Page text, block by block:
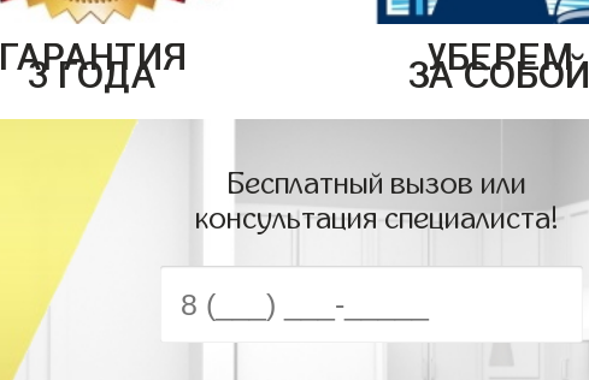
ГАРАНТИЯ
3 ГОДА УБЕРЕМ
ЗА СОБОЙ
Бесплатный вызов или
консультация специалиста!